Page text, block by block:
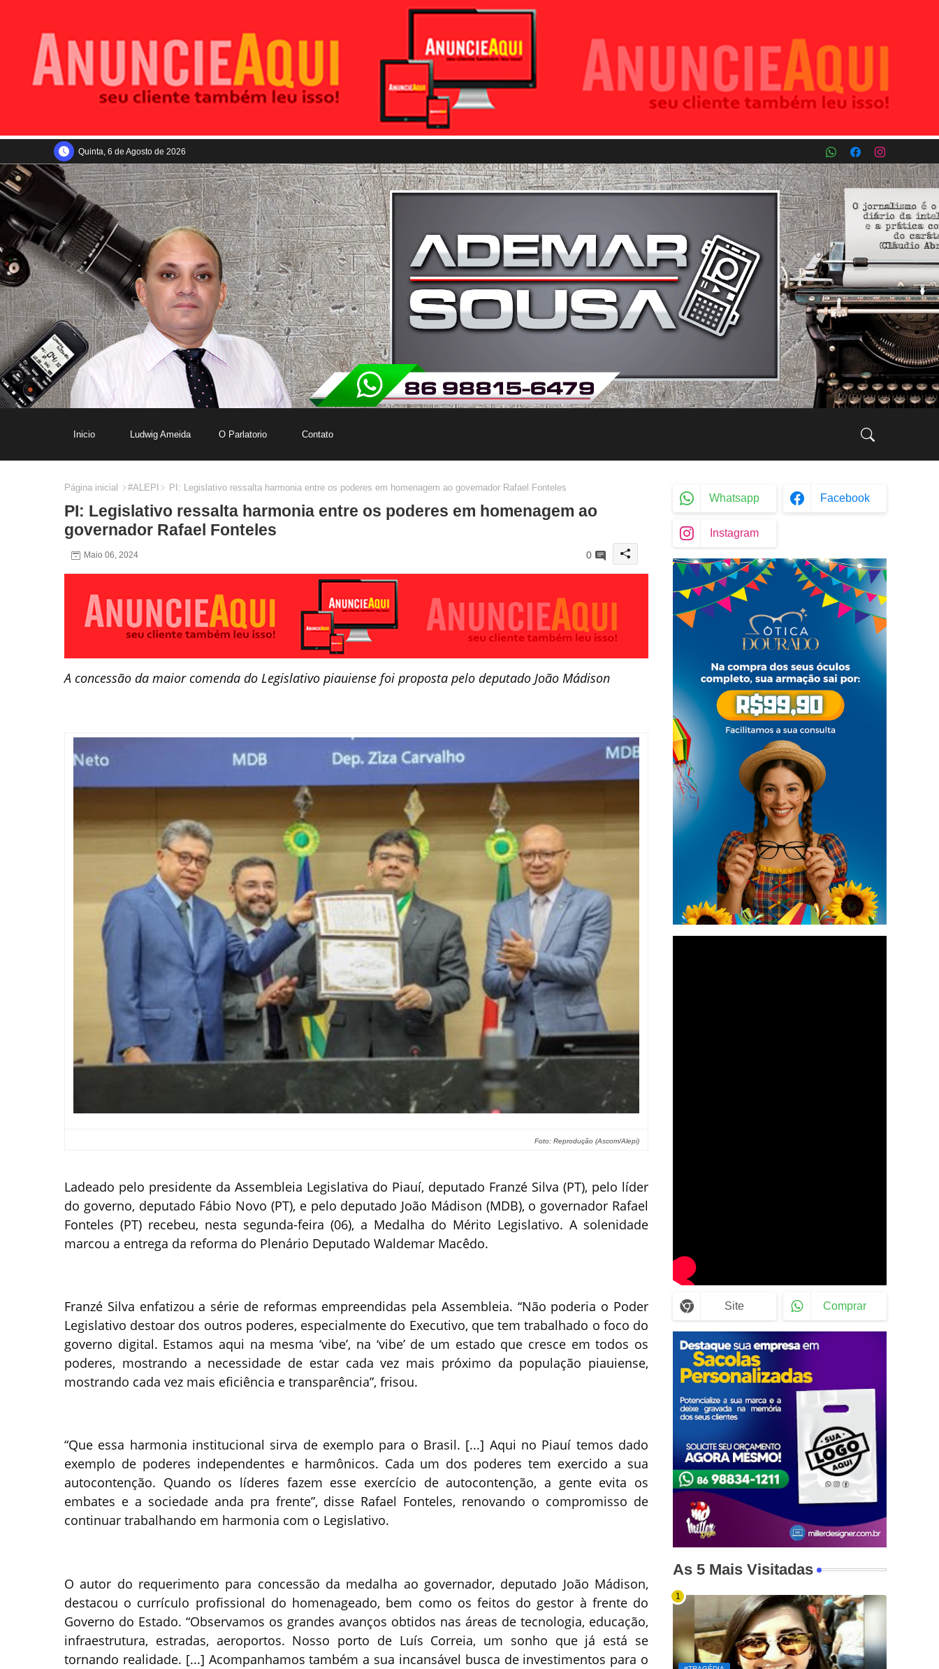
Pular para o conteúdo principal
Quinta, 6 de Agosto de 2026
Inicio Ludwig Ameida O Parlatorio Contato
Página inicial #ALEPI PI: Legislativo ressalta harmonia entre os poderes em homenagem ao governador Rafael Fonteles
PI: Legislativo ressalta harmonia entre os poderes em homenagem ao
governador Rafael Fonteles
Maio 06, 2024 0
A concessão da maior comenda do Legislativo piauiense foi proposta pelo deputado João Mádison
Foto: Reprodução (Ascom/Alepi)
Ladeado pelo presidente da Assembleia Legislativa do Piauí, deputado Franzé Silva (PT), pelo líder
do governo, deputado Fábio Novo (PT), e pelo deputado João Mádison (MDB), o governador Rafael
Fonteles (PT) recebeu, nesta segunda-feira (06), a Medalha do Mérito Legislativo. A solenidade
marcou a entrega da reforma do Plenário Deputado Waldemar Macêdo.
Franzé Silva enfatizou a série de reformas empreendidas pela Assembleia. “Não poderia o Poder
Legislativo destoar dos outros poderes, especialmente do Executivo, que tem trabalhado o foco do
governo digital. Estamos aqui na mesma ‘vibe’, na ‘vibe’ de um estado que cresce em todos os
poderes, mostrando a necessidade de estar cada vez mais próximo da população piauiense,
mostrando cada vez mais eficiência e transparência”, frisou.
“Que essa harmonia institucional sirva de exemplo para o Brasil. [...] Aqui no Piauí temos dado
exemplo de poderes independentes e harmônicos. Cada um dos poderes tem exercido a sua
autocontenção. Quando os líderes fazem esse exercício de autocontenção, a gente evita os
embates e a sociedade anda pra frente”, disse Rafael Fonteles, renovando o compromisso de
continuar trabalhando em harmonia com o Legislativo.
O autor do requerimento para concessão da medalha ao governador, deputado João Mádison,
destacou o currículo profissional do homenageado, bem como os feitos do gestor à frente do
Governo do Estado. “Observamos os grandes avanços obtidos nas áreas de tecnologia, educação,
infraestrutura, estradas, aeroportos. Nosso porto de Luís Correia, um sonho que já está se
tornando realidade. [...] Acompanhamos também a sua incansável busca de investimentos para o
Whatsapp Facebook
Instagram
Site Comprar
As 5 Mais Visitadas